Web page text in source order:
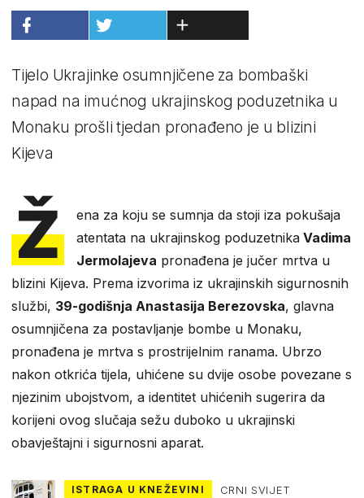
Tijelo Ukrajinke osumnjičene za bombaški
napad na imućnog ukrajinskog poduzetnika u
Monaku prošli tjedan pronađeno je u blizini
Kijeva
Ž
ena za koju se sumnja da stoji iza pokušaja
atentata na ukrajinskog poduzetnika Vadima
Jermolajeva pronađena je jučer mrtva u
blizini Kijeva. Prema izvorima iz ukrajinskih sigurnosnih
službi, 39-godišnja Anastasija Berezovska, glavna
osumnjičena za postavljanje bombe u Monaku,
pronađena je mrtva s prostrijelnim ranama. Ubrzo
nakon otkrića tijela, uhićene su dvije osobe povezane s
njezinim ubojstvom, a identitet uhićenih sugerira da
korijeni ovog slučaja sežu duboko u ukrajinski
obavještajni i sigurnosni aparat.
ISTRAGA U KNEŽEVINI CRNI SVIJET